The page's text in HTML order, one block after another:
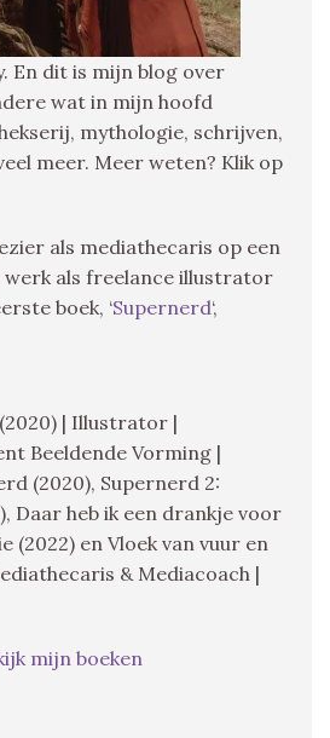
En dit is mijn blog over
wat in mijn hoofd
mythologie, schrijven,
meer. Meer weten? Klik op
als mediathecaris op een
werk als freelance illustrator
boek, ‘Supernerd‘,
| Illustrator |
Beeldende Vorming |
(2020), Supernerd 2:
Daar heb ik een drankje voor
(2022) en Vloek van vuur en
& Mediacoach |
mijn boeken